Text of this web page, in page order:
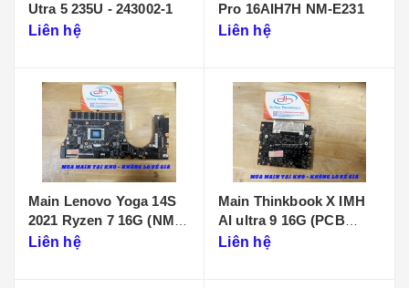
Utra 5 235U - 243002-1
Liên hệ
Pro 16AIH7H NM-E231
Liên hệ
Main Lenovo Yoga 14S
2021 Ryzen 7 16G (NM-
D431)
Liên hệ
Main Thinkbook X IMH
AI ultra 9 16G (PCB
KB340 NMF641)
Liên hệ